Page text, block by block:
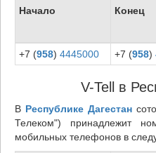
Начало Конец
+7 (958) 4445000 +7 (958)
V-Tell в
В Республике Дагестан
Телеком") принадлежит
мобильных телефонов в